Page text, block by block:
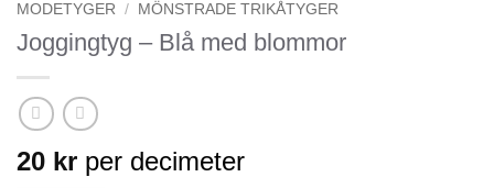
MODETYGER / MÖNSTRADE TRIKÅTYGER
Joggingtyg – Blå med blommor
20 kr per decimeter